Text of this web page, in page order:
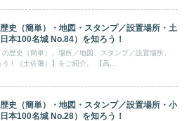
史（簡単）・地図・スタンプ／設置場所・土
本100名城 No.84）を知ろう！
の歴史（簡単）、場所／地図、スタンプ／設置場所、
う！（土佐藩）】をご紹介。 【高...
史（簡単）・地図・スタンプ／設置場所・小
本100名城 No.28）を知ろう！